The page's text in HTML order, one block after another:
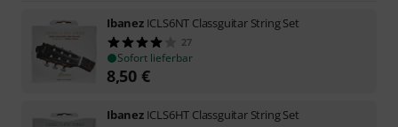
Ibanez ICLS6NT Classguitar String Set
27
Sofort lieferbar
8,50 €
Ibanez ICLS6HT Classguitar String Set